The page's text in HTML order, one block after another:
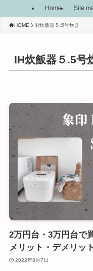
Home Site
HOME IH炊飯器５.5号炊き
IH炊飯器５.5号
2万円台・3万円台で
メリット・デメリット
2022年8月7日